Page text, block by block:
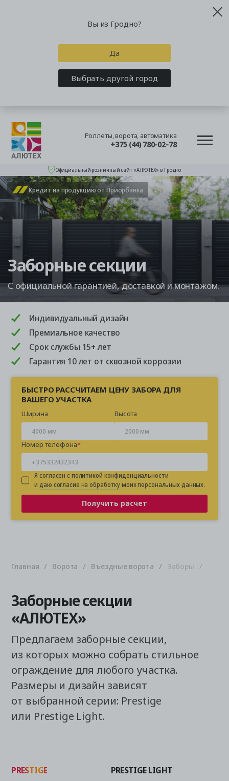
Роллеты, ворота, автоматика
+375 (44) 780-02-78
Официальный розничный сайт «АЛЮТЕХ» в Гродно
Кредит на продукцию от Приорбанка
Заборные секции
С официальной гарантией, доставкой и монтажом.
Индивидуальный дизайн
Премиальное качество
Срок службы 15+ лет
Гарантия 10 лет от сквозной коррозии
БЫСТРО РАССЧИТАЕМ ЦЕНУ ЗАБОРА ДЛЯ
ВАШЕГО УЧАСТКА
Ширина Высота
Номер телефона
Я согласен сполитикой конфиденциальности
идаю согласие на обработкумоих персональных данных.
Получить расчет
Главная Ворота Въездные ворота Заборы
Заборные секции
«АЛЮТЕХ»
Предлагаем заборные секции,
из которых можно собрать стильное
ограждение для любого участка.
Размеры и дизайн зависят
от выбранной серии: Prestige
или Prestige Light.
PRESTIGE PRESTIGE LIGHT
Вы из Гродно?
Да
Выбрать другой город